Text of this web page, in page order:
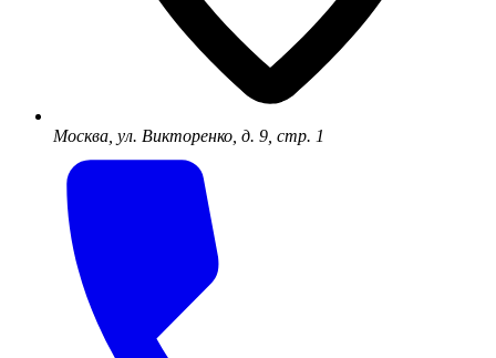
Москва, ул. Викторенко, д. 9, стр. 1